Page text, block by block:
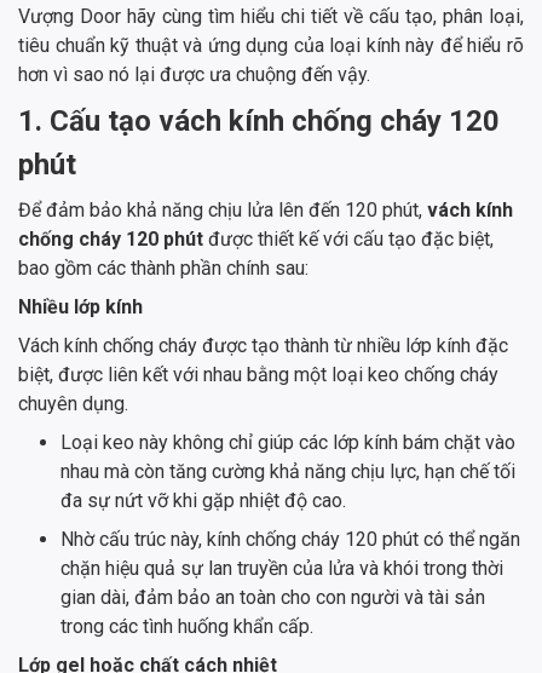
Vượng Door hãy cùng tìm hiểu chi tiết về cấu tạo, phân loại,
tiêu chuẩn kỹ thuật và ứng dụng của loại kính này để hiểu rõ
hơn vì sao nó lại được ưa chuộng đến vậy.
1. Cấu tạo vách kính chống cháy 120
phút
Để đảm bảo khả năng chịu lửa lên đến 120 phút, vách kính
chống cháy 120 phút được thiết kế với cấu tạo đặc biệt,
bao gồm các thành phần chính sau:
Nhiều lớp kính
Vách kính chống cháy được tạo thành từ nhiều lớp kính đặc
biệt, được liên kết với nhau bằng một loại keo chống cháy
chuyên dụng.
Loại keo này không chỉ giúp các lớp kính bám chặt vào
nhau mà còn tăng cường khả năng chịu lực, hạn chế tối
đa sự nứt vỡ khi gặp nhiệt độ cao.
Nhờ cấu trúc này, kính chống cháy 120 phút có thể ngăn
chặn hiệu quả sự lan truyền của lửa và khói trong thời
gian dài, đảm bảo an toàn cho con người và tài sản
trong các tình huống khẩn cấp.
Lớp gel hoặc chất cách nhiệt